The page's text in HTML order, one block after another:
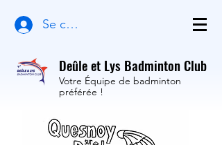
Se connecter
Deûle et Lys Badminton Club
Votre Équipe de badminton
préférée !